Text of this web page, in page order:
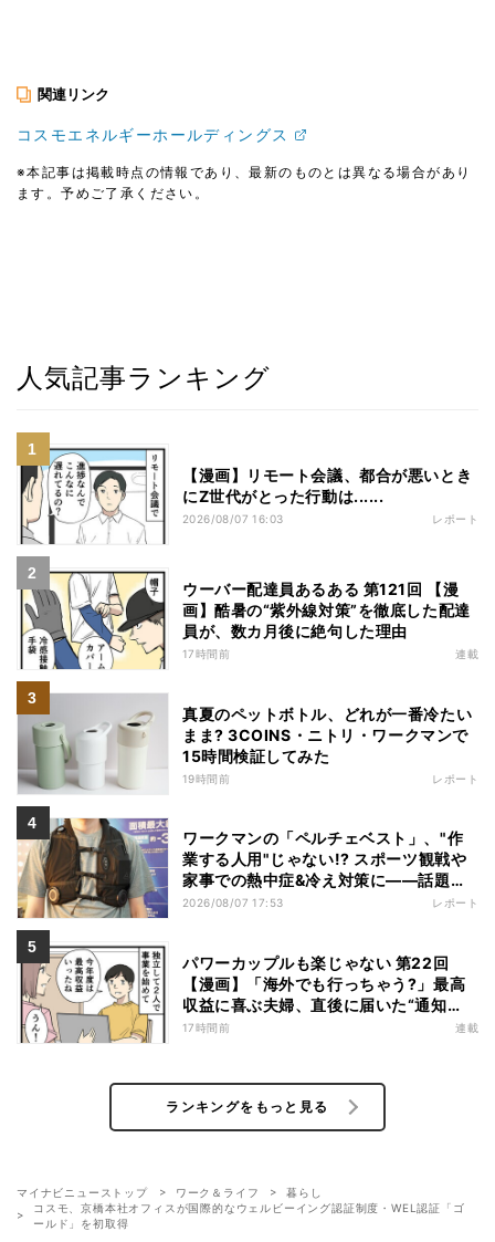
関連リンク
コスモエネルギーホールディングス
※本記事は掲載時点の情報であり、最新のものとは異なる場合があり
ます。予めご了承ください。
人気記事ランキング
【漫画】リモート会議、都合が悪いとき
にZ世代がとった行動は......
2026/08/07 16:03 レポート
ウーバー配達員あるある 第121回 【漫
画】酷暑の“紫外線対策”を徹底した配達
員が、数カ月後に絶句した理由
17時間前 連載
真夏のペットボトル、どれが一番冷たい
まま? 3COINS・ニトリ・ワークマンで
15時間検証してみた
19時間前 レポート
ワークマンの「ペルチェベスト」、"作
業する人用"じゃない!? スポーツ観戦や
家事での熱中症&冷え対策に――話題の
商品を徹底検証
2026/08/07 17:53 レポート
パワーカップルも楽じゃない 第22回
【漫画】「海外でも行っちゃう?」最高
収益に喜ぶ夫婦、直後に届いた“通知
書”で現実に戻された
17時間前 連載
ランキングをもっと見る
マイナビニューストップ ワーク＆ライフ
暮らし
コスモ、京橋本社オフィスが国際的なウェルビーイング認証制度・WEL認証「ゴ
ールド」を初取得